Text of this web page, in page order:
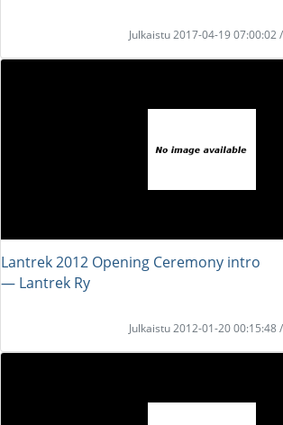
Julkaistu 2017-04-19
Lantrek 2012 Opening Ceremony intro
― Lantrek Ry
Julkaistu 2012-01-20